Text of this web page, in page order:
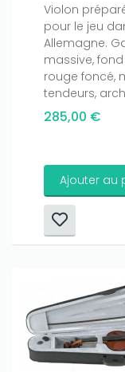
Violon
pour le jeu
Allemagne.
massive,
rouge foncé,
tendeurs, arch
285,00 €
Ajouter au